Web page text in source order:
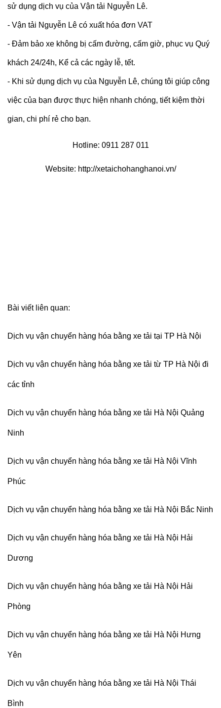
sử dụng dịch vụ của Vận tải Nguyễn Lê.
- Vận tải Nguyễn Lê có xuất hóa đơn VAT
- Đảm bảo xe không bị cấm đường, cấm giờ, phục vụ Quý
khách 24/24h, Kể cả các ngày lễ, tết.
- Khi sử dụng dịch vụ của Nguyễn Lê, chúng tôi giúp công
việc của bạn được thực hiện nhanh chóng, tiết kiệm thời
gian, chi phí rẻ cho bạn.
Hotline: 0911 287 011
Website: http://xetaichohanghanoi.vn/
Bài viết liên quan:
Dịch vụ vận chuyển hàng hóa bằng xe tải tại TP Hà Nội
Dịch vụ vận chuyển hàng hóa bằng xe tải từ TP Hà Nội đi
các tỉnh
Dịch vụ vận chuyển hàng hóa bằng xe tải Hà Nội Quảng
Ninh
Dịch vụ vận chuyển hàng hóa bằng xe tải Hà Nội Vĩnh
Phúc
Dịch vụ vận chuyển hàng hóa bằng xe tải Hà Nội Bắc Ninh
Dịch vụ vận chuyển hàng hóa bằng xe tải Hà Nội Hải
Dương
Dịch vụ vận chuyển hàng hóa bằng xe tải Hà Nội Hải
Phòng
Dịch vụ vận chuyển hàng hóa bằng xe tải Hà Nội Hưng
Yên
Dịch vụ vận chuyển hàng hóa bằng xe tải Hà Nội Thái
Bình